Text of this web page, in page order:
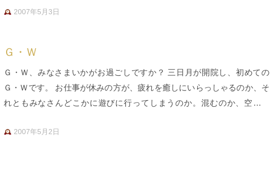
2007年5月3日
Ｇ・Ｗ
Ｇ・Ｗ、みなさまいかがお過ごしですか？ 三日月が開院し、初めての
Ｇ・Ｗです。 お仕事が休みの方が、疲れを癒しにいらっしゃるのか、そ
れともみなさんどこかに遊びに行ってしまうのか。混むのか、空くの
2007年5月2日